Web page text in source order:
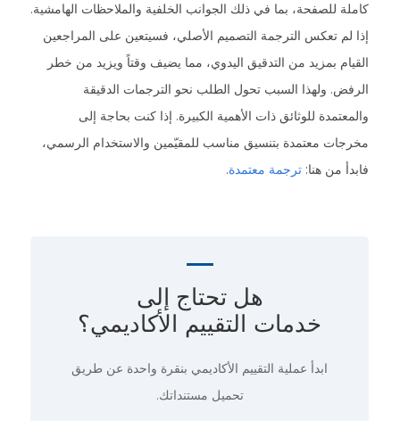
كاملة للصفحة، بما في ذلك الجوانب الخلفية والملاحظات الهامشية.
إذا لم تعكس الترجمة التصميم الأصلي، فسيتعين على المراجعين
القيام بمزيد من التدقيق اليدوي، مما يضيف وقتاً ويزيد من خطر
الرفض. ولهذا السبب تحول الطلب نحو الترجمات الدقيقة
والمعتمدة للوثائق ذات الأهمية الكبيرة. إذا كنت بحاجة إلى
مخرجات معتمدة بتنسيق مناسب للمقيّمين والاستخدام الرسمي،
فابدأ من هنا: ترجمة معتمدة.
هل تحتاج إلى
خدمات التقييم الأكاديمي؟
ابدأ عملية التقييم الأكاديمي بنقرة واحدة عن طريق
تحميل مستنداتك.